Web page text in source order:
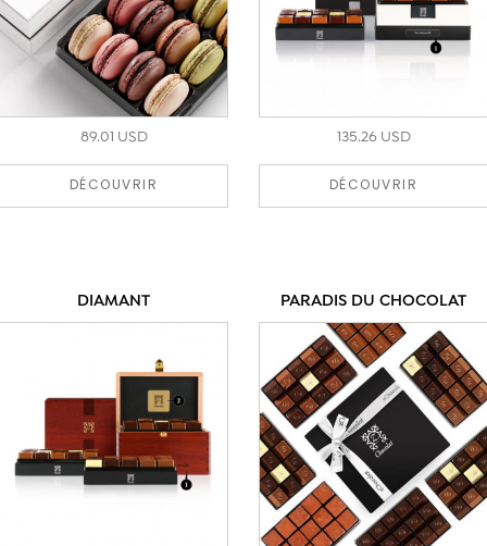
89.01 USD
DÉCOUVRIR
135.26 USD
DÉCOUVRIR
DIAMANT PARADIS DU CHOCOLAT